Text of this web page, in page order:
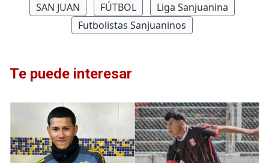
SAN JUAN FÚTBOL
Liga Sanjuanina
Futbolistas Sanjuaninos
Te puede interesar